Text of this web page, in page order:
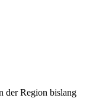
der Region bislang